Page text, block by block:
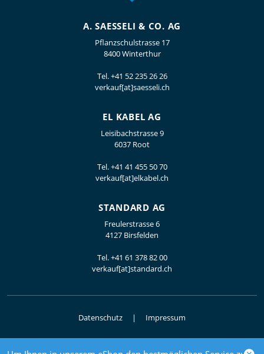
A. SAESSELI & CO. AG
Pflanzschulstrasse 17
8400 Winterthur
Tel.+41 52 235 26 26
verkauf[at]saesseli.ch
EL KABEL AG
Leisibachstrasse 9
6037 Root
Tel.+41 41 455 50 70
verkauf[at]elkabel.ch
STANDARD AG
Freulerstrasse 6
4127 Birsfelden
Tel.+41 61 378 82 00
verkauf[at]standard.ch
Datenschutz Impressum